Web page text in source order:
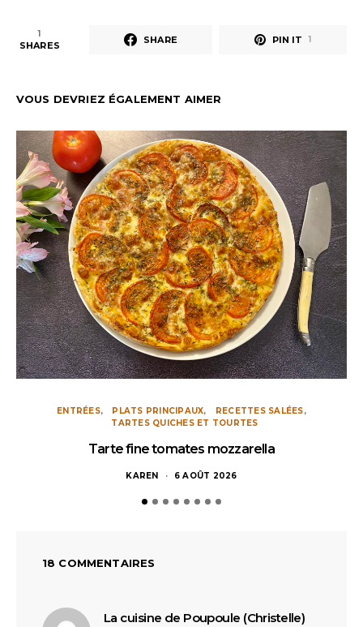
1
SHARES SHARE PIN IT 1
VOUS DEVRIEZ ÉGALEMENT AIMER
ENTRÉES PLATS PRINCIPAUX
RECETTES SALÉES
TARTES QUICHES ET TOURTES
Tarte fine tomates mozzarella
KAREN 6 AOÛT 2026
18 COMMENTAIRES
La cuisine de Poupoule (Christelle)